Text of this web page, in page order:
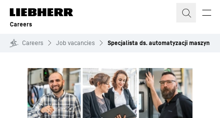
Skip to content
Careers
Careers Job vacancies Specjalista ds. automatyzacji maszyn